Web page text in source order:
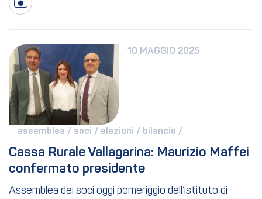
10 MAGGIO 2025
assemblea / soci / elezioni / bilancio /
Cassa Rurale Vallagarina: Maurizio Maffei
confermato presidente
Assemblea dei soci oggi pomeriggio dell’istituto di